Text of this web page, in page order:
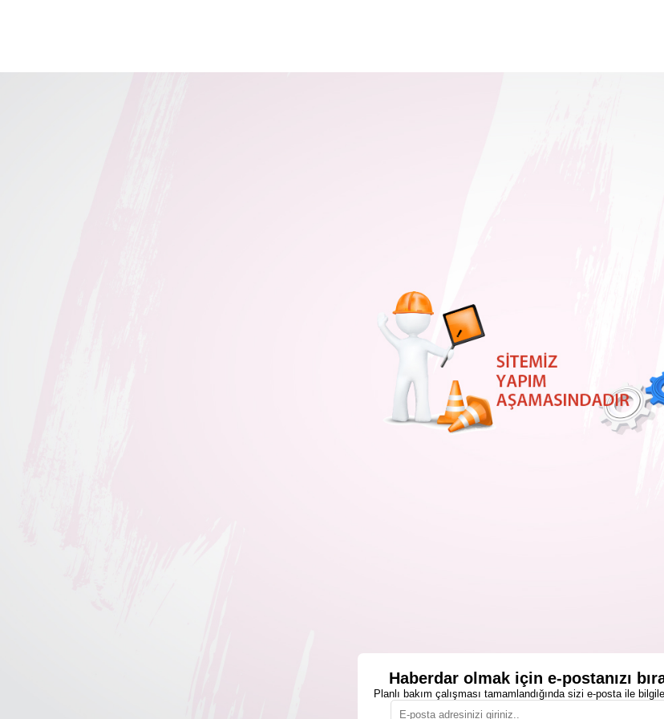
Haberdar olmak için e-postanızı
Planlı bakım çalışması tamamlandığında sizi e-posta ile